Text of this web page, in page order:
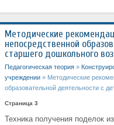
Методические
непосредственной
старшего дошкольного
Педагогическая теория »
учреждении » Методические
образовательной деятельности с
Страница 3
Техника получения поделок